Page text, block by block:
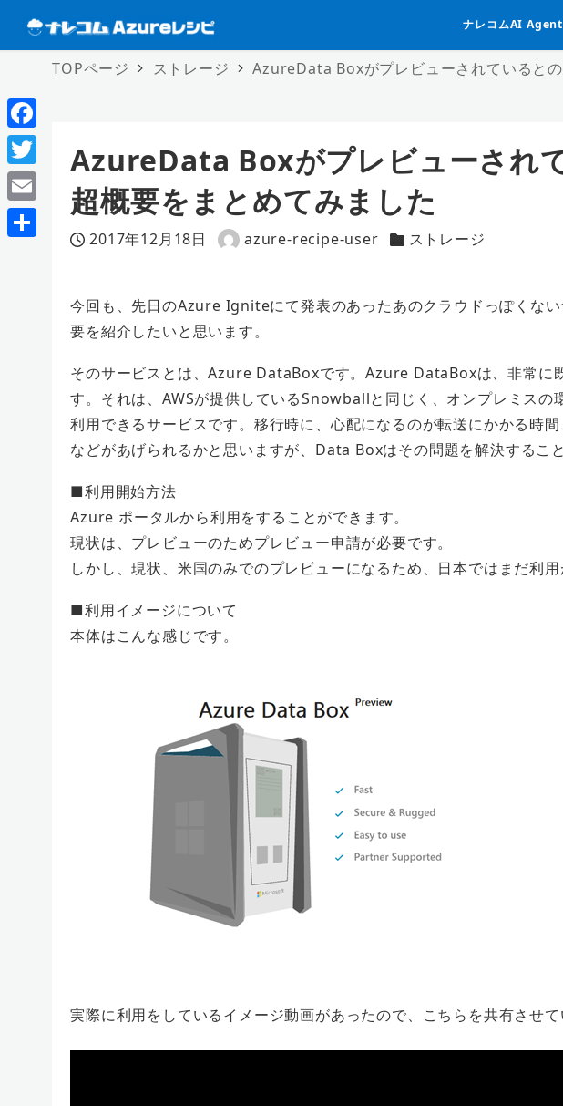
ナレコムAI
TOPページ ストレージ AzureData Boxがプレビューされていると
AzureData Boxがプレビューされ
超概要をまとめてみました
投稿日
2017年12月18日
著
azure-recipe-user
カテゴリー
ストレージ
今回も、先日のAzure Igniteにて発表のあったあのクラウドっぽくな
要を紹介したいと思います。
そのサービスとは、Azure DataBoxです。Azure DataBoxは、非常に
す。それは、AWSが提供しているSnowballと同じく、オンプレミスの
利用できるサービスです。移行時に、心配になるのが転送にかかる時
などがあげられるかと思いますが、Data Boxはその問題を解決すること
■利用開始方法
Azure ポータルから利用をすることができます。
現状は、プレビューのためプレビュー申請が必要です。
しかし、現状、米国のみでのプレビューになるため、日本ではまだ利用
■利用イメージについて
本体はこんな感じです。
実際に利用をしているイメージ動画があったので、こちらを共有させて
F
a
c
e
T
w
i
E